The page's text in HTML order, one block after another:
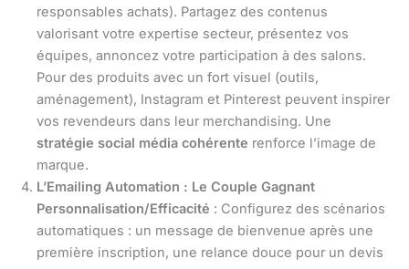
responsables achats). Partagez des contenus
valorisant votre expertise secteur, présentez vos
équipes, annoncez votre participation à des salons.
Pour des produits avec un fort visuel (outils,
aménagement), Instagram et Pinterest peuvent inspirer
vos revendeurs dans leur merchandising. Une
stratégie social média cohérente renforce l’image de
marque.
L’Emailing Automation : Le Couple Gagnant
Personnalisation/Efficacité : Configurez des scénarios
automatiques : un message de bienvenue après une
première inscription, une relance douce pour un devis